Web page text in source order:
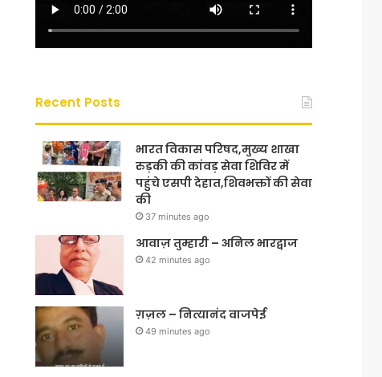
Recent Posts
भारत विकास परिषद,मुख्य शाखा
रुड़की की कांवड़ सेवा शिविर में
पहुंचे एसपी देहात,शिवभक्तों की सेवा
की
37 minutes ago
आवाज़ तुम्हारी – अनिल भारद्वाज
42 minutes ago
ग़ज़ल – नित्यानंद वाजपेई
49 minutes ago